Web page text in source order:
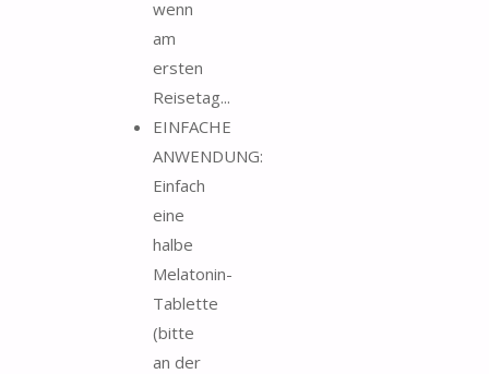
wenn
am
ersten
Reisetag...
EINFACHE
ANWENDUNG:
Einfach
eine
halbe
Melatonin-
Tablette
(bitte
an der